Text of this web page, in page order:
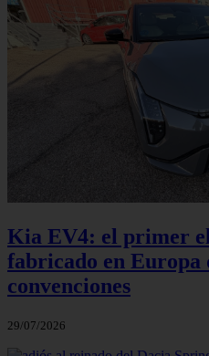
Kia EV4: el primer
fabricado en Europa
convenciones
29/07/2026